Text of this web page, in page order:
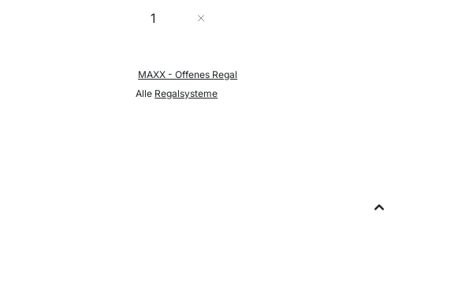
Menge
MAXX - Offenes Regal
Alle Regalsysteme